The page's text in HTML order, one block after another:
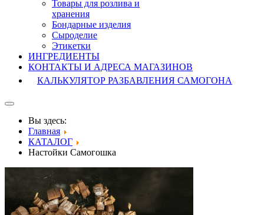
Товары для розлива и
хранения
Бондарные изделия
Cыроделие
Этикетки
ИНГРЕДИЕНТЫ
КОНТАКТЫ И АДРЕСА МАГАЗИНОВ
КАЛЬКУЛЯТОР РАЗБАВЛЕНИЯ САМОГОНА
Вы здесь:
Главная
КАТАЛОГ
Настойки Самогошка